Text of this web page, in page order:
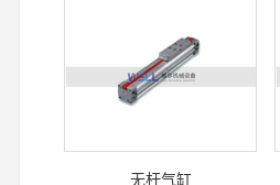
无杆气缸